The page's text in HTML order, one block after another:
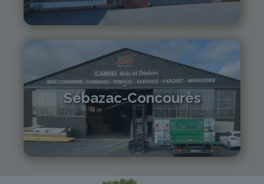
04 71 01 13 30
lepuy@gabriel-sa.fr
Sébazac-Concourès
05 81 55 83 89
monistrol@gabriel-sa.fr